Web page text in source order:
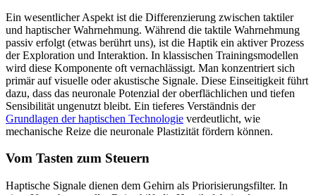
Ein wesentlicher Aspekt ist die Differenzierung zwischen taktiler
und haptischer Wahrnehmung. Während die taktile Wahrnehmung
passiv erfolgt (etwas berührt uns), ist die Haptik ein aktiver Prozess
der Exploration und Interaktion. In klassischen Trainingsmodellen
wird diese Komponente oft vernachlässigt. Man konzentriert sich
primär auf visuelle oder akustische Signale. Diese Einseitigkeit führt
dazu, dass das neuronale Potenzial der oberflächlichen und tiefen
Sensibilität ungenutzt bleibt. Ein tieferes Verständnis der
Grundlagen der haptischen Technologie verdeutlicht, wie
mechanische Reize die neuronale Plastizität fördern können.
Vom Tasten zum Steuern
Haptische Signale dienen dem Gehirn als Priorisierungsfilter. In